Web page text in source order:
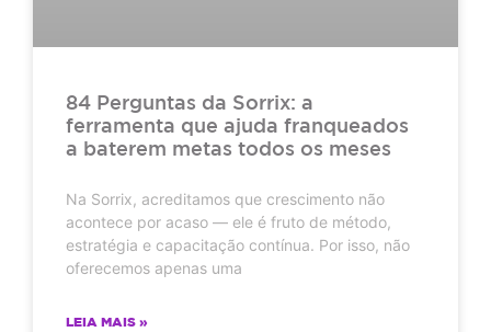
84 Perguntas da Sorrix: a
ferramenta que ajuda franqueados
a baterem metas todos os meses
Na Sorrix, acreditamos que crescimento não
acontece por acaso — ele é fruto de método,
estratégia e capacitação contínua. Por isso, não
oferecemos apenas uma
LEIA MAIS »